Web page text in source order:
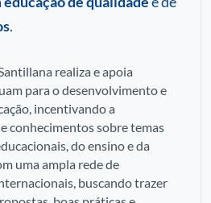
.
realiza e apoia
para o desenvolvimento e
incentivando a
conhecimentos sobre temas
do ensino e da
uma ampla rede de
buscando trazer